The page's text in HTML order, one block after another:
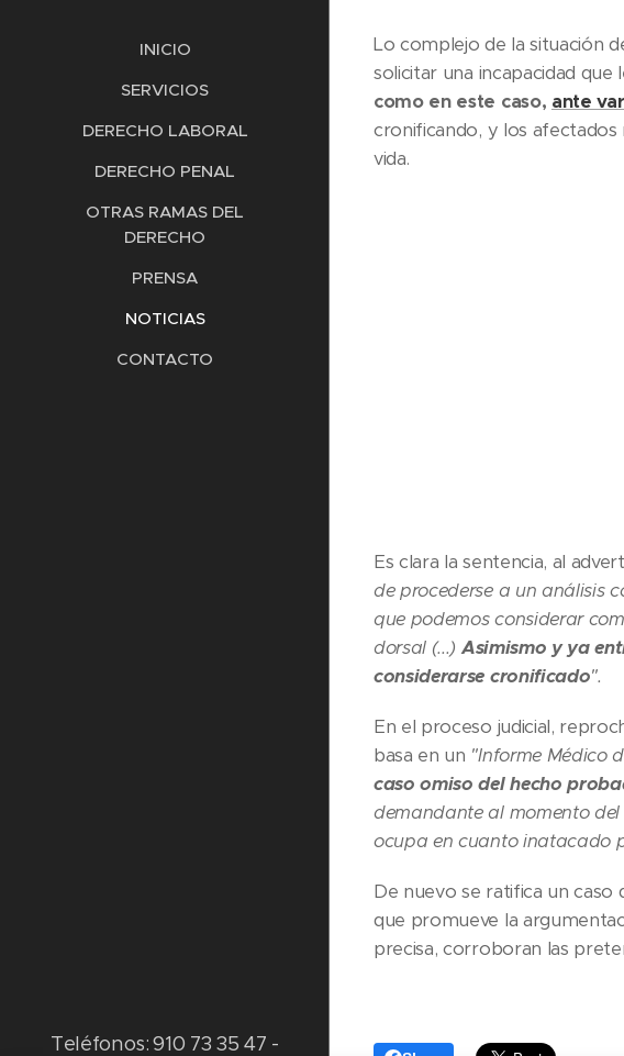
INICIO
SERVICIOS
DERECHO LABORAL
DERECHO PENAL
OTRAS RAMAS DEL
DERECHO
PRENSA
NOTICIAS
CONTACTO
Lo complejo de la situación
solicitar una incapacidad
como en este caso, ante
cronificando, y los afectados
vida.
Es clara la sentencia, al
de procederse a un análisis
que podemos considerar
dorsal (...) Asimismo y ya
considerarse cronificado".
En el proceso judicial,
basa en un "Informe Médico
caso omiso del hecho
demandante al momento del
ocupa en cuanto inatacado
De nuevo se ratifica un caso
que promueve la
precisa, corroboran las
Teléfonos:910 73 35 47 -